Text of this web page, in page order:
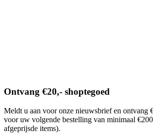
Ontvang €20,- shoptegoed
Meldt u aan voor onze nieuwsbrief en ontvang
voor uw volgende bestelling van minimaal
afgeprijsde items).